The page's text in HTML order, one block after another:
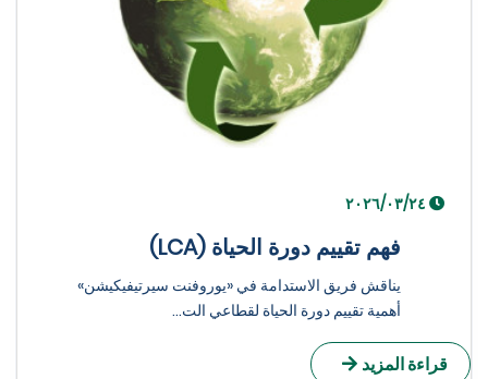
فهم تقييم دورة الحياة (LCA)
يناقش فريق الاستدامة في «يوروفنت سيرتيفيكيشن»
أهمية تقييم دورة الحياة لقطاعي الت...
قراءة المزيد